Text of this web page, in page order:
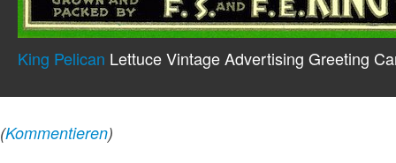
King Pelican Lettuce Vintage Advertising Greeting
(Kommentieren)